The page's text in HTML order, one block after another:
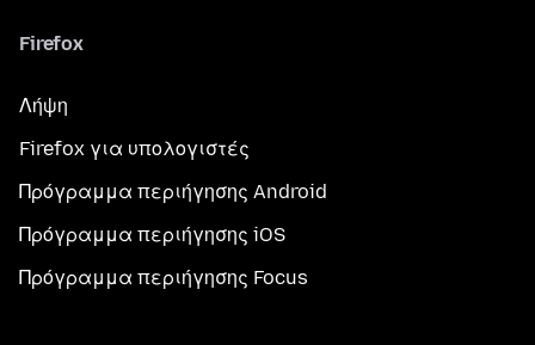
Firefox
Λήψη
Firefox για υπολογιστές
Πρόγραμμα περιήγησης Android
Πρόγραμμα περιήγησης iOS
Πρόγραμμα περιήγησης Focus